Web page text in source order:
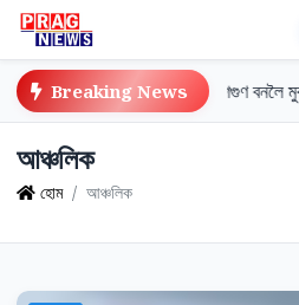
Breaking News
প্ৰথম সৰুঠোঁটৰ শগুণ বনলৈ মুকলি
আঞ্চলিক
হোম আঞ্চলিক